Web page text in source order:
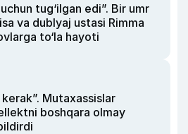
tug‘ilgan edi”. Bir umr
va dublyaj ustasi Rimma
to‘la hayoti
Mutaxassislar
boshqara olmay